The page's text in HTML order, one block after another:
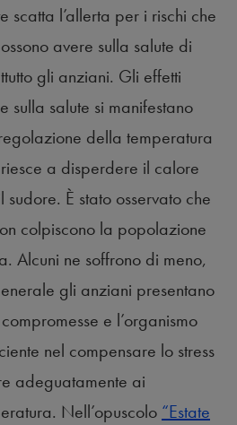
scatta l’allerta per i rischi che
avere sulla salute di
gli anziani. Gli effetti
sulla salute si manifestano
della temperatura
a disperdere il calore
sudore. È stato osservato che
colpiscono la popolazione
Alcuni ne soffrono di meno,
gli anziani presentano
e l’organismo
nel compensare lo stress
adeguatamente ai
Nell’opuscolo “Estate